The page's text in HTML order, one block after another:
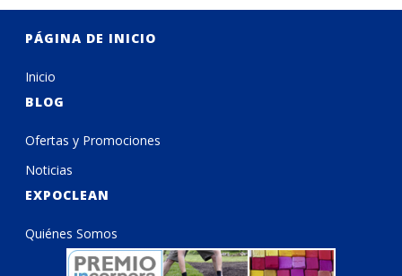
PÁGINA DE INICIO
Inicio
BLOG
Ofertas y Promociones
Noticias
EXPOCLEAN
Quiénes Somos